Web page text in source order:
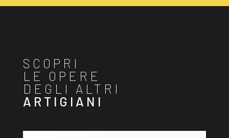
SCOPRI
LE OPERE
DEGLI ALTRI
ARTIGIANI